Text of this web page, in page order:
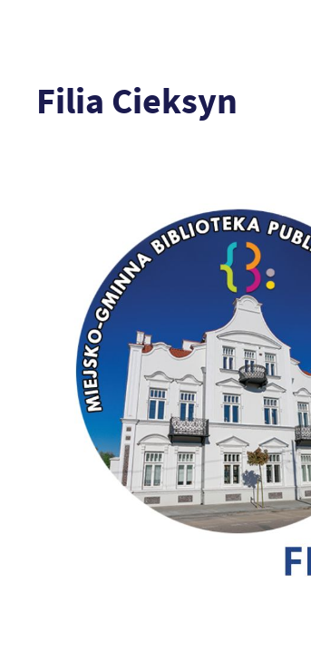
Filia Cieksyn